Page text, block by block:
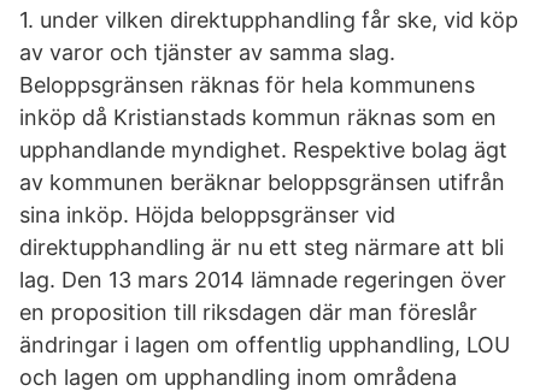
1. under vilken direktupphandling får ske, vid köp
av varor och tjänster av samma slag.
Beloppsgränsen räknas för hela kommunens
inköp då Kristianstads kommun räknas som en
upphandlande myndighet. Respektive bolag ägt
av kommunen beräknar beloppsgränsen utifrån
sina inköp. Höjda beloppsgränser vid
direktupphandling är nu ett steg närmare att bli
lag. Den 13 mars 2014 lämnade regeringen över
en proposition till riksdagen där man föreslår
ändringar i lagen om offentlig upphandling, LOU
och lagen om upphandling inom områdena